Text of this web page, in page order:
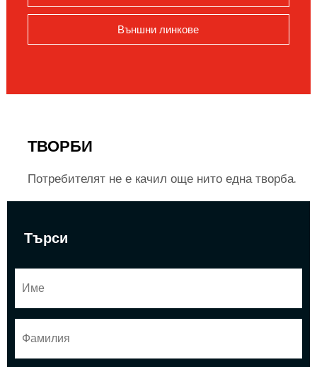
Търси
Външни линкове
ТВОРБИ
Потребителят не е качил още нито една творба.